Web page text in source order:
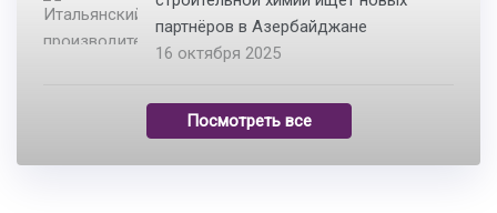
партнёров в Азербайджане
16 октября 2025
Посмотреть все